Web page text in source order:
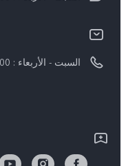
Y39 5G
Y04
بيان الخصوصية بشأن خدمة
تنزيل جداول LUT لاستعادة السجل
الإشعارات القانونية
نبذة عنا
الأخبار